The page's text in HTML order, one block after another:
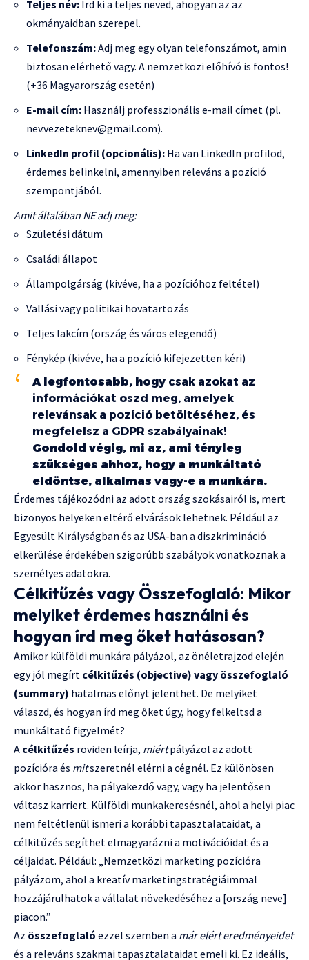
Teljes név: Írd ki a teljes neved, ahogyan az az
okmányaidban szerepel.
Telefonszám:Adj meg egy olyan telefonszámot, amin
biztosan elérhető vagy. A nemzetközi előhívó is fontos!
(+36 Magyarország esetén)
E-mail cím: Használj professzionális e-mail címet (pl.
nev.vezeteknev@gmail.com).
LinkedIn profil (opcionális): Ha van LinkedIn profilod,
érdemes belinkelni, amennyiben releváns a pozíció
szempontjából.
Amit általában NE adj meg:
Születési dátum
Családi állapot
Állampolgárság (kivéve, ha a pozícióhoz feltétel)
Vallási vagy politikai hovatartozás
Teljes lakcím (ország és város elegendő)
Fénykép (kivéve, ha a pozíció kifejezetten kéri)
A legfontosabb, hogy csak azokat az
információkat oszd meg, amelyek
relevánsak a pozíció betöltéséhez, és
megfelelsz a GDPR szabályainak!
Gondold végig, mi az, ami tényleg
szükséges ahhoz, hogy a munkáltató
eldöntse, alkalmas vagy-e a munkára.
Érdemes tájékozódni az adott ország szokásairól is, mert
bizonyos helyeken eltérő elvárások lehetnek. Például az
Egyesült Királyságban és az USA-ban a diszkrimináció
elkerülése érdekében szigorúbb szabályok vonatkoznak a
személyes adatokra.
Célkitűzés vagy Összefoglaló: Mikor
melyiket érdemes használni és
hogyan írd meg őket hatásosan?
Amikor külföldi munkára pályázol, az önéletrajzod elején
egy jól megírt célkitűzés (objective) vagy összefoglaló
(summary) hatalmas előnyt jelenthet. De melyiket
válaszd, és hogyan írd meg őket úgy, hogy felkeltsd a
munkáltató figyelmét?
A célkitűzés röviden leírja, miértpályázol az adott
pozícióra és mitszeretnél elérni a cégnél. Ez különösen
akkor hasznos, ha pályakezdő vagy, vagy ha jelentősen
váltasz karriert. Külföldi munkakeresésnél, ahol a helyi piac
nem feltétlenül ismeri a korábbi tapasztalataidat, a
célkitűzés segíthet elmagyarázni a motivációidat és a
céljaidat. Például: „Nemzetközi marketing pozícióra
pályázom, ahol a kreatív marketingstratégiáimmal
hozzájárulhatok a vállalat növekedéséhez a [ország neve]
piacon.”
Az összefoglaló ezzel szemben a már elért eredményeidet
és a releváns szakmai tapasztalataidat emeli ki. Ez ideális,